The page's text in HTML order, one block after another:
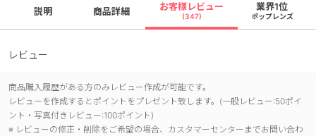
説明 商品詳細 お客様レビュー
(347)
業界1位
ポップレンズ
レビュー
商品購入履歴がある方のみレビュー作成が可能です。
レビューを作成するとポイントをプレゼント致します。(一般レビュー:50ポイ
ント・写真付きレビュー:100ポイント)
※ レビューの修正・削除をご希望の場合、カスタマーセンターまでお問い合わ